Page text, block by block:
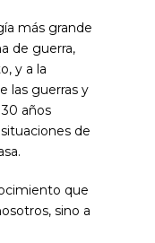
más grande
de guerra,
y a la
las guerras y
años
de
que
sino a